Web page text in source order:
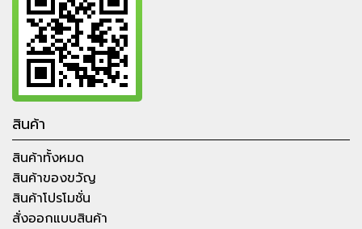
สินค้า
สินค้าทั้งหมด
สินค้าของขวัญ
สินค้าโปรโมชั่น
สั่งออกแบบสินค้า